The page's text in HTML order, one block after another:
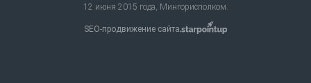
12 июня 2015 года, Мингорисполком.
SEO-продвижение сайта